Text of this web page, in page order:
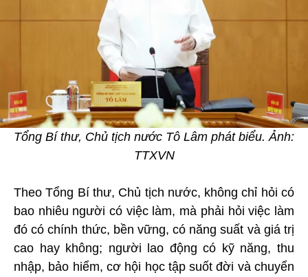
Tổng Bí thư, Chủ tịch nước Tô Lâm phát biểu. Ảnh:
TTXVN
Theo Tổng Bí thư, Chủ tịch nước, không chỉ hỏi có
bao nhiêu người có việc làm, mà phải hỏi việc làm
đó có chính thức, bền vững, có năng suất và giá trị
cao hay không; người lao động có kỹ năng, thu
nhập, bảo hiểm, cơ hội học tập suốt đời và chuyển